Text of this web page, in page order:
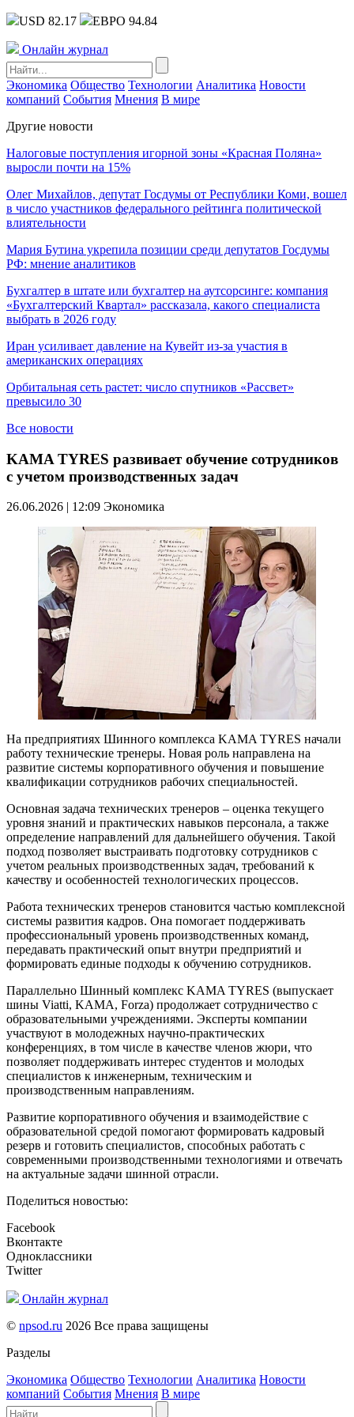
USD 82.17 ЕВРО 94.84
Онлайн журнал
Экономика Общество Технологии Аналитика Новости
компаний События Мнения В мире
Другие новости
Налоговые поступления игорной зоны «Красная Поляна»
выросли почти на 15%
Олег Михайлов, депутат Госдумы от Республики Коми, вошел
в число участников федерального рейтинга политической
влиятельности
Мария Бутина укрепила позиции среди депутатов Госдумы
РФ: мнение аналитиков
Бухгалтер в штате или бухгалтер на аутсорсинге: компания
«Бухгалтерский Квартал» рассказала, какого специалиста
выбрать в 2026 году
Иран усиливает давление на Кувейт из-за участия в
американских операциях
Орбитальная сеть растет: число спутников «Рассвет»
превысило 30
Все новости
KAMA TYRES развивает обучение сотрудников
с учетом производственных задач
26.06.2026 | 12:09 Экономика
На предприятиях Шинного комплекса KAMA TYRES начали
работу технические тренеры. Новая роль направлена на
развитие системы корпоративного обучения и повышение
квалификации сотрудников рабочих специальностей.
Основная задача технических тренеров – оценка текущего
уровня знаний и практических навыков персонала, а также
определение направлений для дальнейшего обучения. Такой
подход позволяет выстраивать подготовку сотрудников с
учетом реальных производственных задач, требований к
качеству и особенностей технологических процессов.
Работа технических тренеров становится частью комплексной
системы развития кадров. Она помогает поддерживать
профессиональный уровень производственных команд,
передавать практический опыт внутри предприятий и
формировать единые подходы к обучению сотрудников.
Параллельно Шинный комплекс KAMA TYRES (выпускает
шины Viatti, KAMA, Forza) продолжает сотрудничество с
образовательными учреждениями. Эксперты компании
участвуют в молодежных научно-практических
конференциях, в том числе в качестве членов жюри, что
позволяет поддерживать интерес студентов и молодых
специалистов к инженерным, техническим и
производственным направлениям.
Развитие корпоративного обучения и взаимодействие с
образовательной средой помогают формировать кадровый
резерв и готовить специалистов, способных работать с
современными производственными технологиями и отвечать
на актуальные задачи шинной отрасли.
Поделиться новостью:
Facebook
Вконтакте
Одноклассники
Twitter
Онлайн журнал
© npsod.ru 2026 Все права защищены
Разделы
Экономика Общество Технологии Аналитика Новости
компаний События Мнения В мире